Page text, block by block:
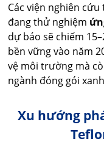
Các viện nghiên
đang thử nghiệm
dự báo sẽ chiếm
bền vững vào năm
vệ môi trường mà
ngành đóng gói
Xu hướng